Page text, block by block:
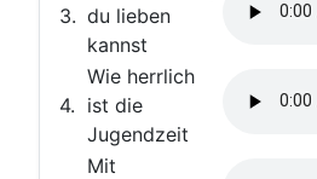
3. du lieben
kannst
4.
Wie herrlich
ist die
Jugendzeit
Mit